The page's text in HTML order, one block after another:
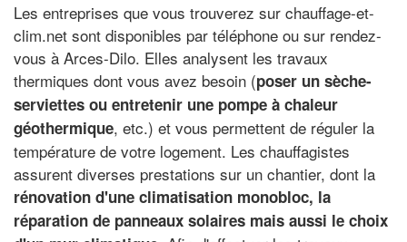
Les entreprises que vous trouverez sur chauffage-et-
clim.net sont disponibles par téléphone ou sur rendez-
vous à Arces-Dilo. Elles analysent les travaux
thermiques dont vous avez besoin (poser un sèche-
serviettes ou entretenir une pompe à chaleur
géothermique, etc.) et vous permettent de réguler la
température de votre logement. Les chauffagistes
assurent diverses prestations sur un chantier, dont la
rénovation d'une climatisation monobloc, la
réparation de panneaux solaires mais aussi le choix